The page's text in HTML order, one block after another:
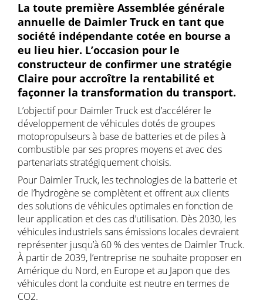
La toute première Assemblée générale
annuelle de Daimler Truck en tant que
société indépendante cotée en bourse a
eu lieu hier. L’occasion pour le
constructeur de confirmer une stratégie
Claire pour accroître la rentabilité et
façonner la transformation du transport.
L’objectif pour Daimler Truck est d’accélérer le
développement de véhicules dotés de groupes
motopropulseurs à base de batteries et de piles à
combustible par ses propres moyens et avec des
partenariats stratégiquement choisis.
Pour Daimler Truck, les technologies de la batterie et
de l’hydrogène se complètent et offrent aux clients
des solutions de véhicules optimales en fonction de
leur application et des cas d’utilisation. Dès 2030, les
véhicules industriels sans émissions locales devraient
représenter jusqu’à 60 % des ventes de Daimler Truck.
À partir de 2039, l’entreprise ne souhaite proposer en
Amérique du Nord, en Europe et au Japon que des
véhicules dont la conduite est neutre en termes de
CO2.